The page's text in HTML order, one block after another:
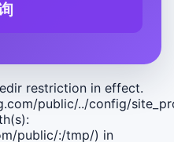
restriction in effect.
public/../config/
public/:/tmp/) in